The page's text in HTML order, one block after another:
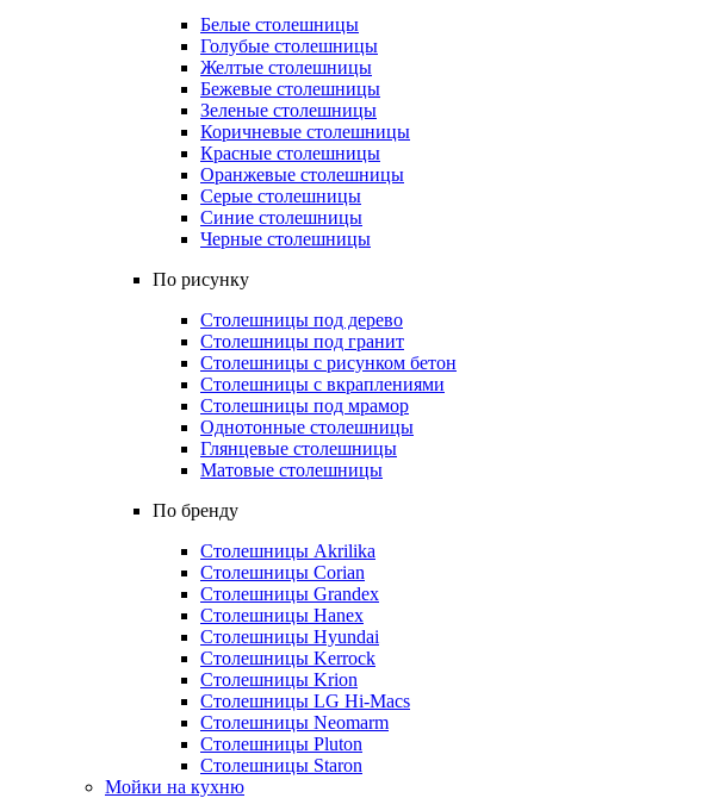
Белые столешницы
Голубые столешницы
Желтые столешницы
Бежевые столешницы
Зеленые столешницы
Коричневые столешницы
Красные столешницы
Оранжевые столешницы
Серые столешницы
Синие столешницы
Черные столешницы
По рисунку
Столешницы под дерево
Столешницы под гранит
Столешницы с рисунком бетон
Столешницы с вкраплениями
Столешницы под мрамор
Однотонные столешницы
Глянцевые столешницы
Матовые столешницы
По бренду
Столешницы Akrilika
Столешницы Corian
Столешницы Grandex
Столешницы Hanex
Столешницы Hyundai
Столешницы Kerrock
Столешницы Krion
Столешницы LG Hi-Macs
Столешницы Neomarm
Столешницы Pluton
Столешницы Staron
Мойки на кухню